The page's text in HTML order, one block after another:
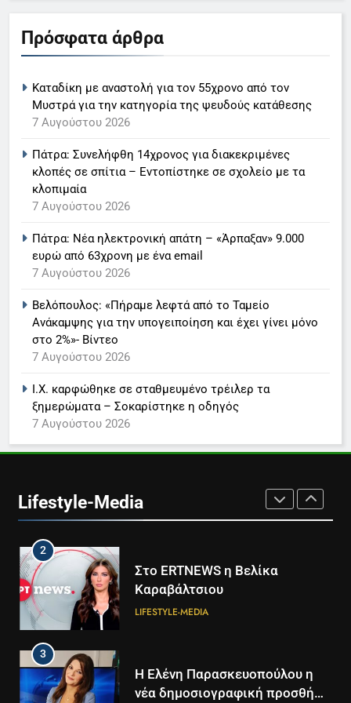
Πρόσφατα άρθρα
Καταδίκη με αναστολή για τον 55χρονο από τον
Μυστρά για την κατηγορία της ψευδούς κατάθεσης
7 Αυγούστου 2026
Πάτρα: Συνελήφθη 14χρονος για διακεκριμένες
κλοπές σε σπίτια – Εντοπίστηκε σε σχολείο με τα
κλοπιμαία
7 Αυγούστου 2026
Πάτρα: Νέα ηλεκτρονική απάτη – «Άρπαξαν» 9.000
ευρώ από 63χρονη με ένα email
7 Αυγούστου 2026
Βελόπουλος: «Πήραμε λεφτά από το Ταμείο
Ανάκαμψης για την υπογειποίηση και έχει γίνει μόνο
στο 2%»- Βίντεο
7 Αυγούστου 2026
Ι.Χ. καρφώθηκε σε σταθμευμένο τρέιλερ τα
ξημερώματα – Σοκαρίστηκε η οδηγός
7 Αυγούστου 2026
Lifestyle-Media
5
Ο Παναγιώτης Στάθης στο
ειδήσεων της ΕΡΤ
LIFESTYLE-MEDIA
Στον ΑΝΤ1 η Σία Κοσιώνη- Η
ανακοίνωση του σταθμού
7
Τέλος από τον ΑΝΤ1 ο
LIFESTYLE-MEDIA
8
Times μαζί σε μια νέα
συνδρομητική πρόταση
LIFESTYLE-MEDIA
1
LIFESTYLE-MEDIA
2
Στο ERTNEWS η Βελίκα
Καραβάλτσιου
LIFESTYLE-MEDIA
3
Η Ελένη Παρασκευοπούλου η
νέα δημοσιογραφική προσθήκη